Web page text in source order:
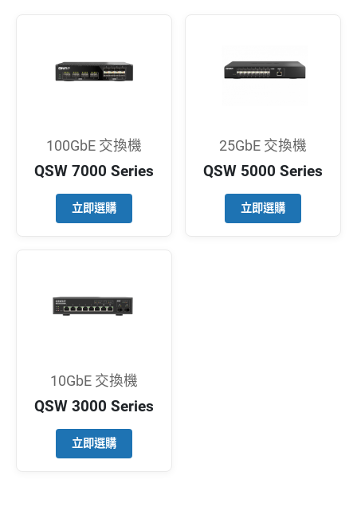
100GbE 交換機
QSW 7000 Series
立即選購
25GbE 交換機
QSW 5000 Series
立即選購
10GbE 交換機
QSW 3000 Series
立即選購